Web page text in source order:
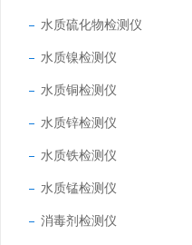
水质硫化物检测仪
水质镍检测仪
水质铜检测仪
水质锌检测仪
水质铁检测仪
水质锰检测仪
消毒剂检测仪